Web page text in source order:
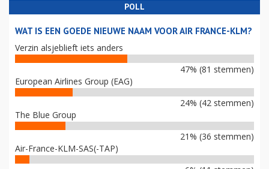
POLL
WAT IS EEN GOEDE NIEUWE NAAM VOOR AIR FRANCE-KLM?
Verzin alsjeblieft iets anders
47% (81 stemmen)
European Airlines Group (EAG)
24% (42 stemmen)
The Blue Group
21% (36 stemmen)
Air-France-KLM-SAS(-TAP)